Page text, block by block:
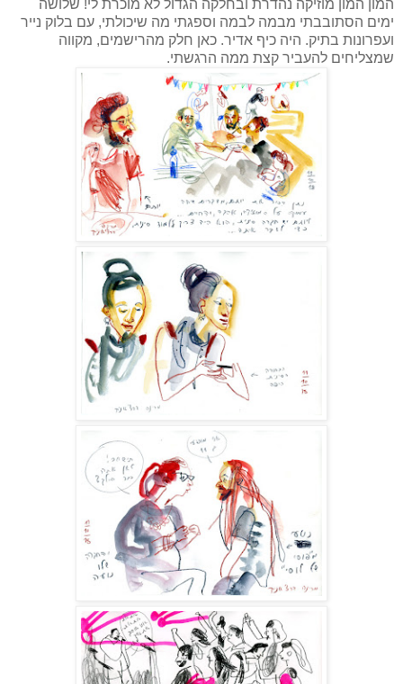
המון המון מוזיקה נהדרת ובחלקה הגדול לא מוכרת לי! שלושה
ימים הסתובבתי מבמה לבמה וספגתי מה שיכולתי, עם בלוק נייר
ועפרונות בתיק. היה כיף אדיר. כאן חלק מהרישמים, מקווה
שמצליחים להעביר קצת ממה הרגשתי.